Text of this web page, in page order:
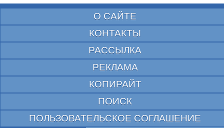
О САЙТЕ
КОНТАКТЫ
РАССЫЛКА
РЕКЛАМА
КОПИРАЙТ
ПОИСК
ПОЛЬЗОВАТЕЛЬСКОЕ СОГЛАШЕНИЕ